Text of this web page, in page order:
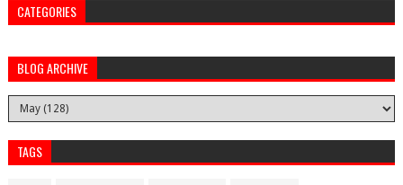
CATEGORIES
BLOG ARCHIVE
TAGS